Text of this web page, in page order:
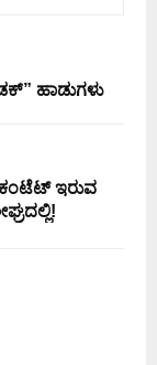
ಹಾಡುಗಳು
ಕಂಟೆಟ್ ಇರುವ